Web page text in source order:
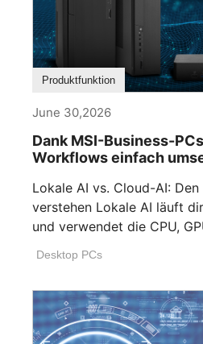
Produktfunktion
June 30,2026
Dank MSI-Business-
Workflows einfach
Lokale AI vs. Cloud-AI:
verstehen Lokale AI läuft
und verwendet die CPU,
Desktop PCs